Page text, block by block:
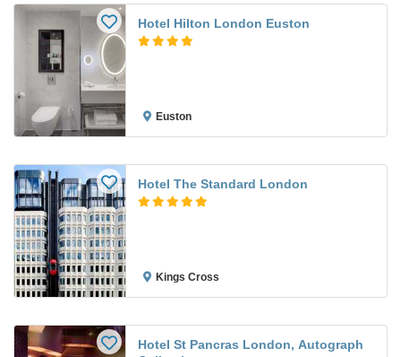
Hotel Hilton London Euston
Euston
Hotel The Standard London
Kings Cross
Hotel St Pancras London, Autograph